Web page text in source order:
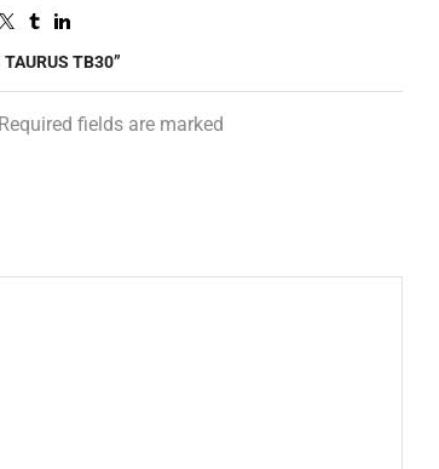
TB30”
fields are marked